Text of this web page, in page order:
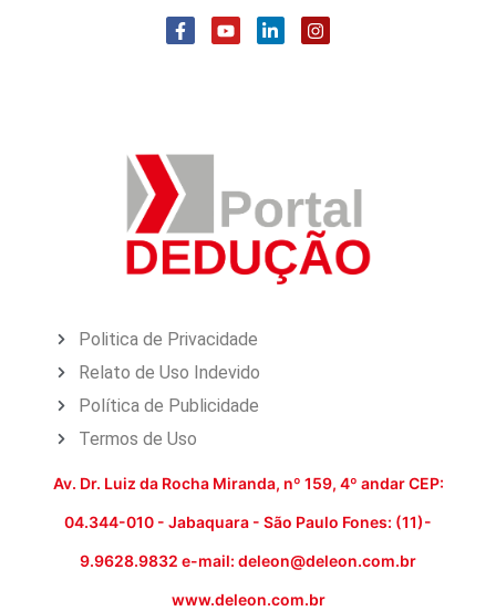
Politica de Privacidade
Relato de Uso Indevido
Política de Publicidade
Termos de Uso
Av. Dr. Luiz da Rocha Miranda, nº 159, 4º andar CEP:
04.344-010 - Jabaquara - São Paulo Fones: (11)-
9.9628.9832 e-mail: deleon@deleon.com.br
www.deleon.com.br